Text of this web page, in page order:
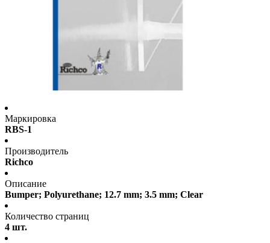
Маркировка
RBS-1
Производитель
Richco
Описание
Bumper; Polyurethane; 12.7 mm; 3.5 mm; Clear
Количество страниц
4 шт.